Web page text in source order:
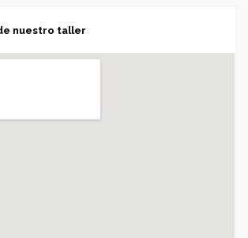
nuestro taller